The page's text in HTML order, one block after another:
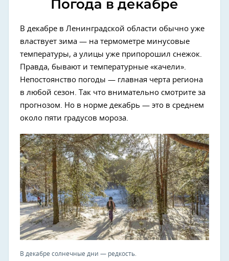
Погода в декабре
В декабре в Ленинградской области обычно уже
властвует зима — на термометре минусовые
температуры, а улицы уже припорошил снежок.
Правда, бывают и температурные «качели».
Непостоянство погоды — главная черта региона
в любой сезон. Так что внимательно смотрите за
прогнозом. Но в норме декабрь — это в среднем
около пяти градусов мороза.
В декабре солнечные дни — редкость.